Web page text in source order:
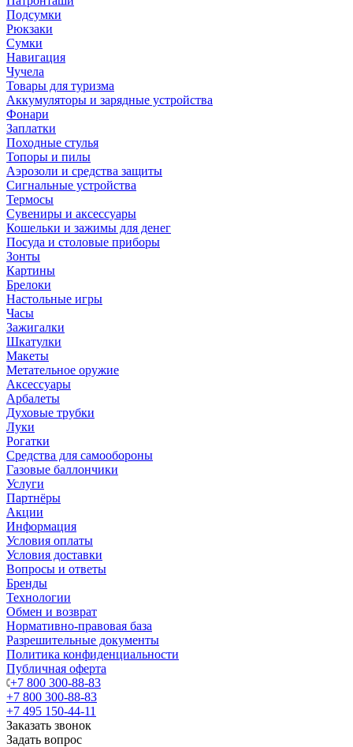
Подсумки
Рюкзаки
Сумки
Навигация
Чучела
Товары для туризма
Аккумуляторы и зарядные устройства
Фонари
Заплатки
Походные стулья
Топоры и пилы
Аэрозоли и средства защиты
Сигнальные устройства
Термосы
Сувениры и аксессуары
Кошельки и зажимы для денег
Посуда и столовые приборы
Зонты
Картины
Брелоки
Настольные игры
Часы
Зажигалки
Шкатулки
Макеты
Метательное оружие
Аксессуары
Арбалеты
Духовые трубки
Луки
Рогатки
Средства для самообороны
Газовые баллончики
Услуги
Партнёры
Акции
Информация
Условия оплаты
Условия доставки
Вопросы и ответы
Бренды
Технологии
Обмен и возврат
Нормативно-правовая база
Разрешительные документы
Политика конфиденциальности
Публичная оферта
+7 800 300-88-83
+7 800 300-88-83
+7 495 150-44-11
Заказать звонок
Задать вопрос